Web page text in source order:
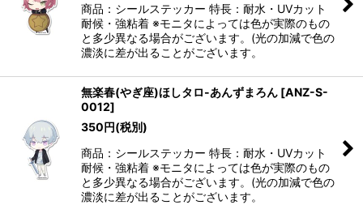
商品：シールステッカー 特長：耐水・UVカット
耐候・強粘着 ※モニタによっては色が実際のもの
と多少異なる場合がございます。(光の加減で色の
濃淡に差が出ることがございます。
無楽春(やぎ座)ほしタロ-あんずまろん [ANZ-S-
0012]
350円(税別)
商品：シールステッカー 特長：耐水・UVカット
耐候・強粘着 ※モニタによっては色が実際のもの
と多少異なる場合がございます。(光の加減で色の
濃淡に差が出ることがございます。